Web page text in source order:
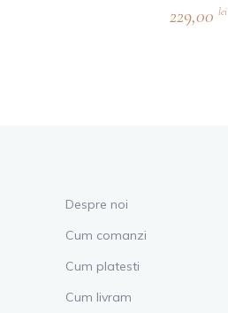
229,00 lei
Despre noi
Cum comanzi
Cum platesti
Cum livram